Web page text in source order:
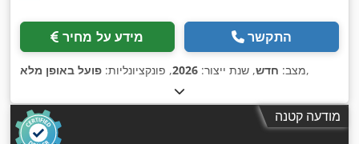
מידע על מחיר התקשר
מצב: חדש, שנת ייצור: 2026, פונקציונליות: פועל באופן מלא ,
מודעה קטנה